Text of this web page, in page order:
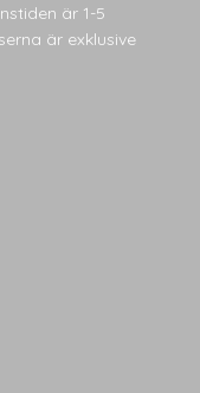
är 1-5
är exklusive